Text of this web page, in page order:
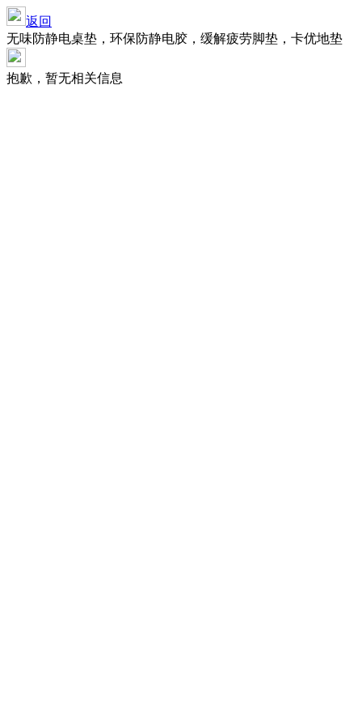
返回
无味防静电桌垫，环保防静电胶，缓解疲劳脚垫，卡优地垫
抱歉，暂无相关信息